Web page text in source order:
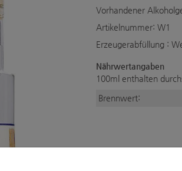
Vorhandener
Artikelnummer: W1
Erzeugerabfüllung :
Nährwertangaben
100ml enthalten
Brennwert: